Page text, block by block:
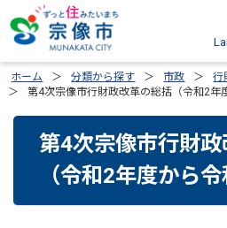
ホーム 分類から探す 市政 行
第4次宗像市行財政改革の総括（令和2年
第4次宗像市行財
（令和2年度から令